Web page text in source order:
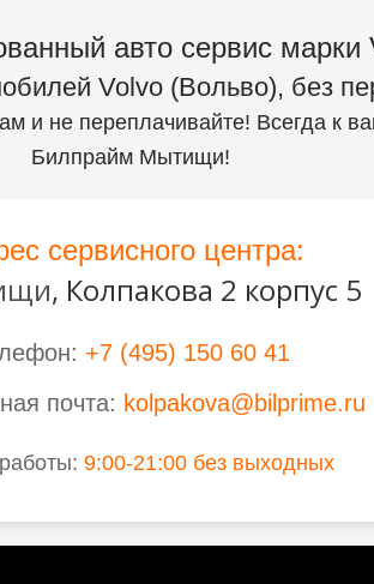
авто сервис марки
Volvo (Вольво), без
и не переплачивайте! Всегда к
Билпрайм Мытищи!
сервисного центра:
, Колпакова 2 корпус 5
+7 (495) 150 60 41
почта: kolpakova@bilprime.ru
9:00-21:00 без выходных